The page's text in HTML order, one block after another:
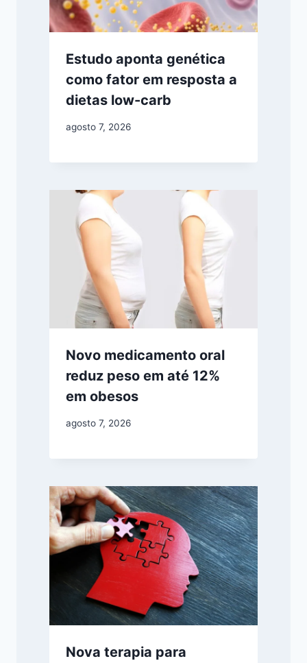
Estudo aponta genética
como fator em resposta a
dietas low-carb
agosto 7, 2026
Novo medicamento oral
reduz peso em até 12%
em obesos
agosto 7, 2026
Nova terapia para